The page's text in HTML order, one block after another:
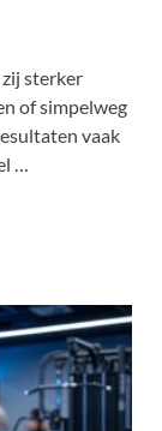
sterker
of simpelweg
vaak
…